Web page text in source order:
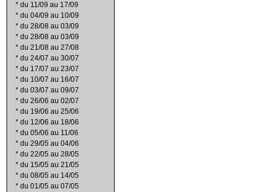
* du 11/09 au 17/09
* du 04/09 au 10/09
* du 28/08 au 03/09
* du 28/08 au 03/09
* du 21/08 au 27/08
* du 24/07 au 30/07
* du 17/07 au 23/07
* du 10/07 au 16/07
* du 03/07 au 09/07
* du 26/06 au 02/07
* du 19/06 au 25/06
* du 12/06 au 18/06
* du 05/06 au 11/06
* du 29/05 au 04/06
* du 22/05 au 28/05
* du 15/05 au 21/05
* du 08/05 au 14/05
* du 01/05 au 07/05